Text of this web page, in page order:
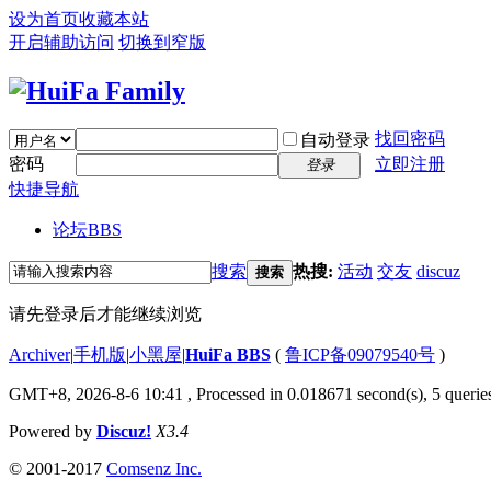
设为首页收藏本站
开启辅助访问 切换到窄版
自动登录 找回密码
密码
登录
立即注册
快捷导航
论坛BBS
搜索 搜索 热搜: 活动 交友 discuz
请先登录后才能继续浏览
Archiver|手机版|小黑屋|HuiFa BBS ( 鲁ICP备09079540号 )
GMT+8, 2026-8-6 10:41 , Processed in 0.018671 second(s), 5
Powered by Discuz! X3.4
© 2001-2017 Comsenz Inc.